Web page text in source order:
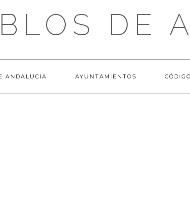
DE
ANDALUCIA AYUNTAMIENTOS